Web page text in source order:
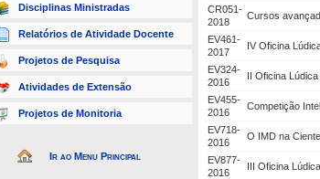
Disciplinas Ministradas
Relatórios de Atividade Docente
Projetos de Pesquisa
Atividades de Extensão
Projetos de Monitoria
Ir ao Menu Principal
CR051-
2018
Cursos
EV461-
2017
IV Oficina
EV324-
2016
II Oficina
EV455-
2016
Competição
EV718-
2016
O IMD na
EV877-
2016
III Oficina